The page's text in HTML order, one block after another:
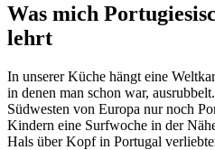
Was mich
lehrt
In unserer Küche hängt eine
in denen man schon war,
Südwesten von Europa nur noch
Kindern eine Surfwoche in der
Hals über Kopf in Portugal